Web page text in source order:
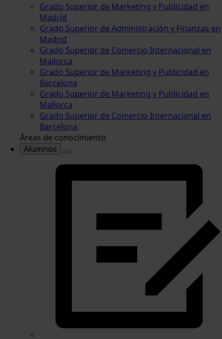
Grado Superior de Marketing y Publicidad en
Madrid
Grado Superior de Administración y Finanzas en
Madrid
Grado Superior de Comercio Internacional en
Mallorca
Grado Superior de Marketing y Publicidad en
Barcelona
Grado Superior de Marketing y Publicidad en
Mallorca
Grado Superior de Comercio Internacional en
Barcelona
Áreas de conocimiento
Alumnos